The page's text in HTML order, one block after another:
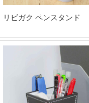
リビガク ペンスタンド